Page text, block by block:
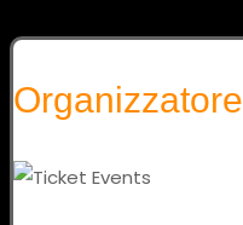
Organizzatore